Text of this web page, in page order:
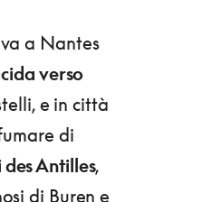
a Nantes
verso
e in città
di
Antilles,
di Buren e